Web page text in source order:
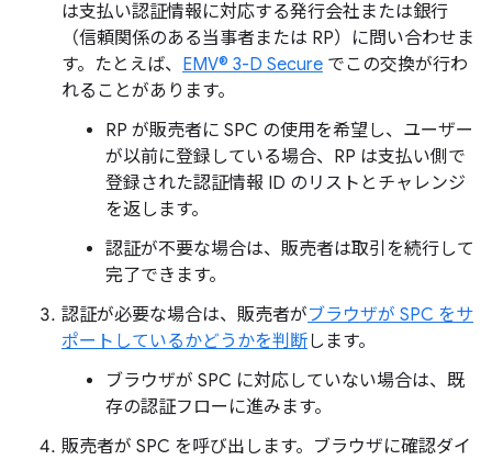
は支払い認証情報に対応する発行会社または銀行
（信頼関係のある当事者または RP）に問い合わせま
す。たとえば、 EMV® 3-D Secure でこの交換が行わ
れることがあります。
RP が販売者に SPC の使用を希望し、ユーザー
が以前に登録している場合、RP は支払い側で
登録された認証情報 ID のリストとチャレンジ
を返します。
認証が不要な場合は、販売者は取引を続行して
完了できます。
認証が必要な場合は、販売者がブラウザが SPC をサ
ポートしているかどうかを判断します。
ブラウザが SPC に対応していない場合は、既
存の認証フローに進みます。
販売者が SPC を呼び出します。ブラウザに確認ダイ